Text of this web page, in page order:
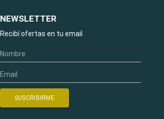
NEWSLETTER
Recibí ofertas en tu email